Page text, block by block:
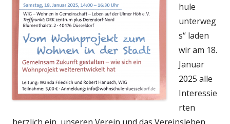
hule
unterweg
s“ laden
wir am 18.
Januar
2025 alle
Interessie
rten